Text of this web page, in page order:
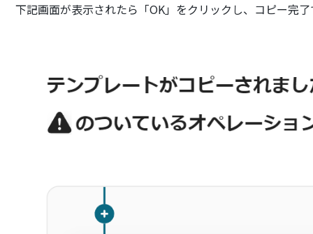
下記画面が表示されたら「OK」をクリックし、コピー完